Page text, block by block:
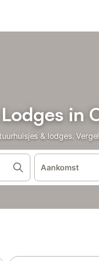
in
& lodges.
Aankomst